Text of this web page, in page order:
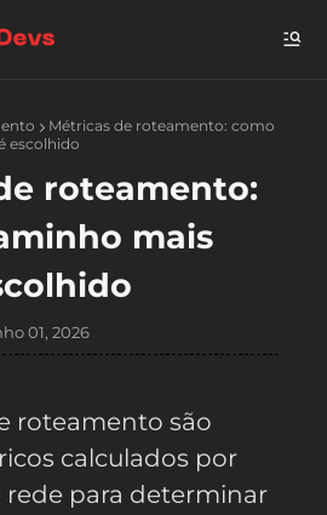
Métricas de roteamento: como
escolhido
roteamento:
mais
01, 2026
roteamento são
calculados por
rede para determinar